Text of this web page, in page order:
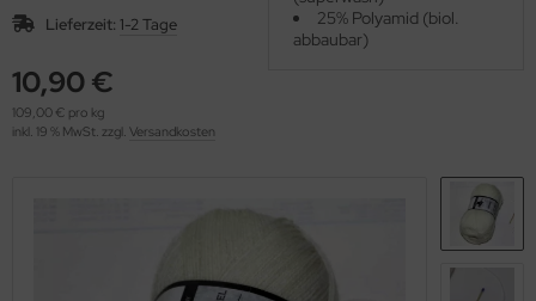
Lieferzeit: 1-2 Tage
10,90 €
109,00 € pro kg
inkl. 19 % MwSt. zzgl. Versandkosten
25% Polyamid (biol.
abbaubar)
(276)